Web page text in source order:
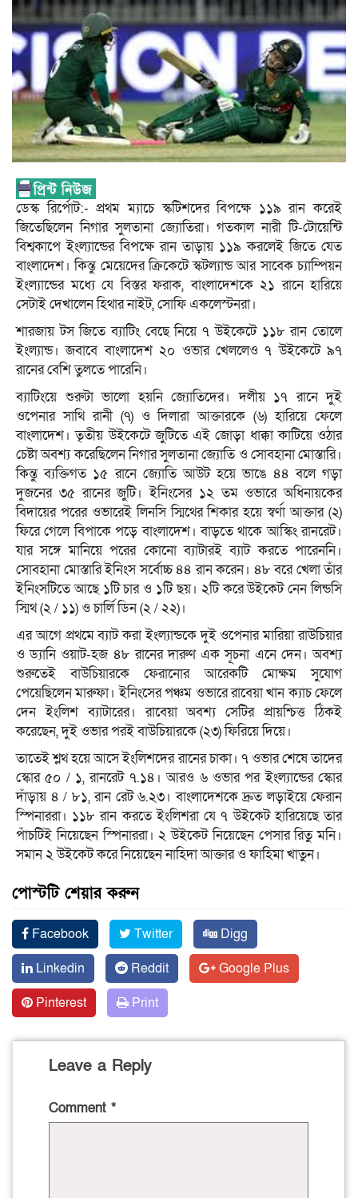
ডেস্ক রির্পোট:- প্রথম ম্যাচে স্কটিশদের বিপক্ষে ১১৯ রান করেই
জিতেছিলেন নিগার সুলতানা জ্যোতিরা। গতকাল নারী টি-টোয়েন্টি
বিশ্বকাপে ইংল্যান্ডের বিপক্ষে রান তাড়ায় ১১৯ করলেই জিতে যেত
বাংলাদেশ। কিন্তু মেয়েদের ক্রিকেটে স্কটল্যান্ড আর সাবেক চ্যাম্পিয়ন
ইংল্যান্ডের মধ্যে যে বিস্তর ফরাক, বাংলাদেশকে ২১ রানে হারিয়ে
সেটাই দেখালেন হিথার নাইট, সোফি একলেস্টনরা।
শারজায় টস জিতে ব্যাটিং বেছে নিয়ে ৭ উইকেটে ১১৮ রান তোলে
ইংল্যান্ড। জবাবে বাংলাদেশ ২০ ওভার খেললেও ৭ উইকেটে ৯৭
রানের বেশি তুলতে পারেনি।
ব্যাটিংয়ে শুরুটা ভালো হয়নি জ্যোতিদের। দলীয় ১৭ রানে দুই
ওপেনার সাথি রানী (৭) ও দিলারা আক্তারকে (৬) হারিয়ে ফেলে
বাংলাদেশ। তৃতীয় উইকেটে জুটিতে এই জোড়া ধাক্কা কাটিয়ে ওঠার
চেষ্টা অবশ্য করেছিলেন নিগার সুলতানা জ্যোতি ও সোবহানা মোস্তারি।
কিন্তু ব্যক্তিগত ১৫ রানে জ্যোতি আউট হয়ে ভাঙে ৪৪ বলে গড়া
দুজনের ৩৫ রানের জুটি। ইনিংসের ১২ তম ওভারে অধিনায়কের
বিদায়ের পরের ওভারেই লিনসি স্মিথের শিকার হয়ে স্বর্ণা আক্তার (২)
ফিরে গেলে বিপাকে পড়ে বাংলাদেশ। বাড়তে থাকে আস্কিং রানরেট।
যার সঙ্গে মানিয়ে পরের কোনো ব্যাটারই ব্যাট করতে পারেননি।
সোবহানা মোস্তারি ইনিংস সর্বোচ্চ ৪৪ রান করেন। ৪৮ বরে খেলা তাঁর
ইনিংসটিতে আছে ১টি চার ও ১টি ছয়। ২টি করে উইকেট নেন লিন্ডসি
স্মিথ (২ / ১১) ও চার্লি ডিন (২ / ২২)।
এর আগে প্রথমে ব্যাট করা ইংল্যান্ডকে দুই ওপেনার মারিয়া রাউচিয়ার
ও ড্যানি ওয়াট-হজ ৪৮ রানের দারুণ এক সূচনা এনে দেন। অবশ্য
শুরুতেই বাউচিয়ারকে ফেরানোর আরেকটি মোক্ষম সুযোগ
পেয়েছিলেন মারুফা। ইনিংসের পঞ্চম ওভারে রাবেয়া খান ক্যাচ ফেলে
দেন ইংলিশ ব্যাটারের। রাবেয়া অবশ্য সেটির প্রায়শ্চিত্ত ঠিকই
করেছেন, দুই ওভার পরই বাউচিয়ারকে (২৩) ফিরিয়ে দিয়ে।
তাতেই শ্লথ হয়ে আসে ইংলিশদের রানের চাকা। ৭ ওভার শেষে তাদের
স্কোর ৫০ / ১, রানরেট ৭.১৪। আরও ৬ ওভার পর ইংল্যান্ডের স্কোর
দাঁড়ায় ৪ / ৮১, রান রেট ৬.২৩। বাংলাদেশকে দ্রুত লড়াইয়ে ফেরান
স্পিনাররা। ১১৮ রান করতে ইংলিশরা যে ৭ উইকেট হারিয়েছে তার
পাঁচটিই নিয়েছেন স্পিনাররা। ২ উইকেট নিয়েছেন পেসার রিতু মনি।
সমান ২ উইকেট করে নিয়েছেন নাহিদা আক্তার ও ফাহিমা খাতুন।
পোস্টটি শেয়ার করুন
Facebook Twitter
Digg
Linkedin
Reddit
Google Plus
Pinterest
Print
Leave a Reply
Comment *